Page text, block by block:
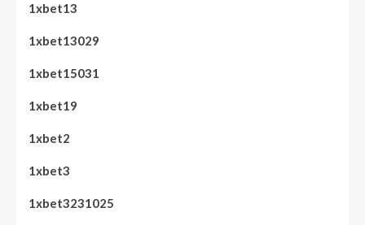
1xbet13
1xbet13029
1xbet15031
1xbet19
1xbet2
1xbet3
1xbet3231025